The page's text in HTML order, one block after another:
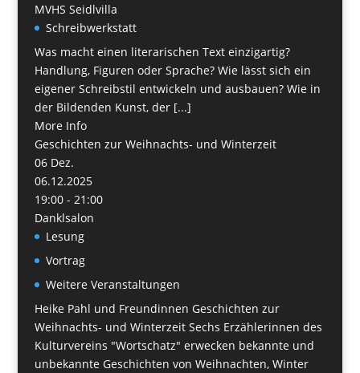
MVHS Seidlvilla
Schreibwerkstatt
Was macht einen literarischen Text einzigartig?
Handlung, Figuren oder Sprache? Wie lässt sich ein
eigener Schreibstil entwickeln und ausbauen? Wie in
der Bildenden Kunst, der [...]
More Info
Geschichten zur Weihnachts- und Winterzeit
06 Dez.
06.12.2025
19:00 - 21:00
Danklsalon
Lesung
Vortrag
Weitere Veranstaltungen
Heike Pahl und Freundinnen Geschichten zur
Weihnachts- und Winterzeit Sechs Erzählerinnen des
Kulturvereins "Wortschatz" erwecken bekannte und
unbekannte Geschichten von Weihnachten, Winter